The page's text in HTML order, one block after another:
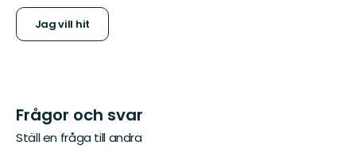
Jag vill hit
Frågor och svar
Ställ en fråga till andra